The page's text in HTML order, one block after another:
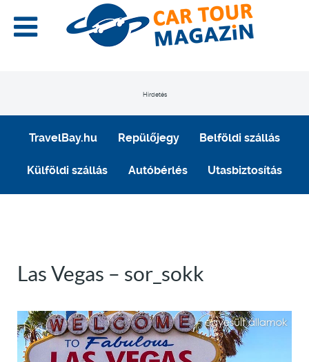
Hirdetés
TravelBay.hu Repülőjegy Belföldi szállás
Külföldi szállás Autóbérlés Utasbiztosítás
Las Vegas – sor_sokk